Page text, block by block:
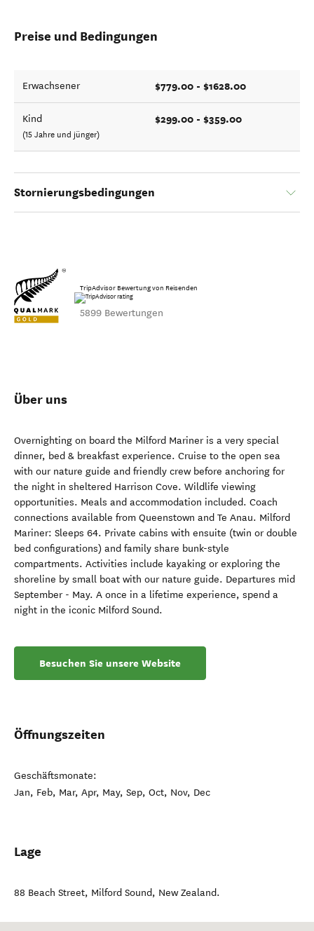
Preise und Bedingungen
Erwachsener $779.00 - $1628.00
Kind
(15 Jahre und jünger)
$299.00 - $359.00
Stornierungsbedingungen
TripAdvisor Bewertung von Reisenden
5899 Bewertungen
Über uns
Overnighting on board the Milford Mariner is a very special
dinner, bed & breakfast experience. Cruise to the open sea
with our nature guide and friendly crew before anchoring for
the night in sheltered Harrison Cove. Wildlife viewing
opportunities. Meals and accommodation included. Coach
connections available from Queenstown and Te Anau. Milford
Mariner: Sleeps 64. Private cabins with ensuite (twin or double
bed configurations) and family share bunk-style
compartments. Activities include kayaking or exploring the
shoreline by small boat with our nature guide. Departures mid
September - May. A once in a lifetime experience, spend a
night in the iconic Milford Sound.
Besuchen Sie unsere Website
Öffnungszeiten
Geschäftsmonate:
Jan, Feb, Mar, Apr, May, Sep, Oct, Nov, Dec
Lage
88 Beach Street, Milford Sound, New Zealand.